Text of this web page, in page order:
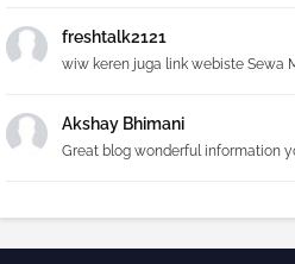
freshtalk2121
wiw keren juga link webiste Sewa
Akshay Bhimani
Great blog wonderful information